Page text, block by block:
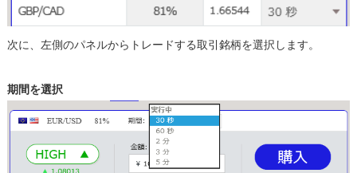
次に、左側のパネルからトレードする取引銘柄を選択します。
期間を選択